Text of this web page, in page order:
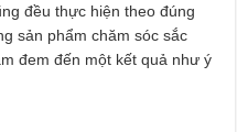
đều thực hiện theo đúng
sản phẩm chăm sóc sắc
đem đến một kết quả như ý